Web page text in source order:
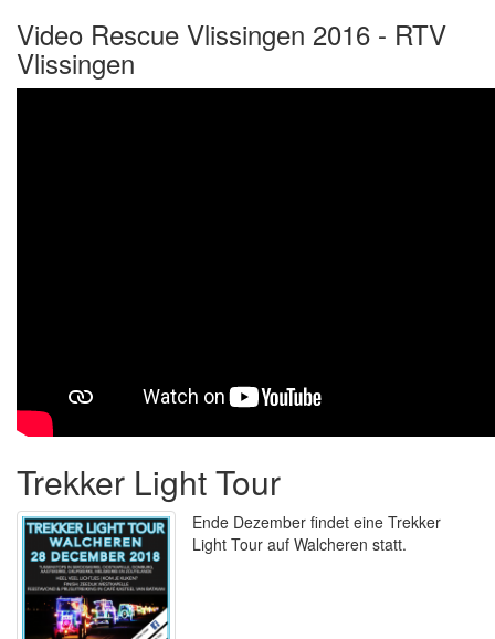
external)
Video Rescue Vlissingen 2016 - RTV
Vlissingen
Trekker Light Tour
Ende Dezember findet eine Trekker
Light Tour auf Walcheren statt.